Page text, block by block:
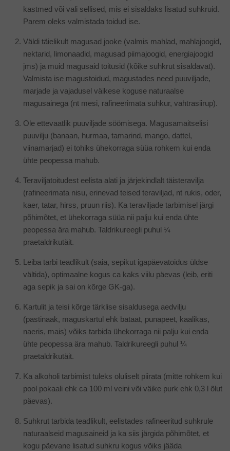
kastmed või vali sellised, mis ei sisaldaks lisatud suhkruid.
Parem oleks valmistada toidud ise.
Väldi täielikult magusad jooke (valmis mahlad, mahlajoogid,
nektarid, limonaadid, magusad piimajoogid, energiajoogid
jms) ja muid magusaid toitusid (kõike suhkrut sisaldavat).
Valmista ise magustoidud, magustades need puuviljade,
marjade ja vajadusel väikese koguse naturaalse
magusainega (nt mesi, rafineerimata suhkur, vahtrasiirup).
Ole ettevaatlik puuviljade söömisega. Magusamaitselisi
puuvilju (banaan, hurmaa, tamarind, mango, dattel,
viinamarjad) ei tohiks ühekorraga süüa rohkem kui enda
ühte peopessa mahub.
Teraviljatoitudest eelista alati ja järjekindlalt täisteravilja
(rafineerimata nisu, erinevad teised teraviljad, nt rukis, oder,
kaer, tatar, hirss, pruun riis). Ka teraviljade tarbimisel järgi
põhimõtet, et ühekorraga süüa nii palju kui enda ühte
peopessa ära mahub. Taldrikureegli puhul ¼
praetaldrikutäit.
Leiba tarbi teadlikult (saia, sepikut igapäevatoidus üldse
vältida), optimaalne kogus ca kaks viilu päevas (leib, eriti
aga sepik ja sai on kõrge GK-ga).
Kartulit ja teisi kõrge tärklise sisaldusega aedvilju
(pastinaak, maguskartul ehk bataat, punapeet, kaalikas,
naeris, mais) võiks tarbida ühekorraga nii palju kui enda
ühte peopessa ära mahub. Taldrikureegli puhul ¼
praetaldrikutäit.
Ka alkoholi tarbimist tuleks oluliselt piirata (mitte rohkem kui
pool pokaali ehk ca 100 ml veini või väike purk ehk 0,3 l õlut
päevas).
Suhkrut tarbida teadlikult, eelistades rafineeritud suhkrule
naturaalseid magusaineid ja ka siis järgida põhimõtet, et
kogu päevane lisatud suhkru kogus võiks jääda